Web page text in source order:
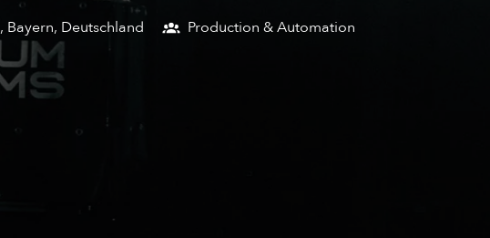
, Bayern, Deutschland Production & Automation